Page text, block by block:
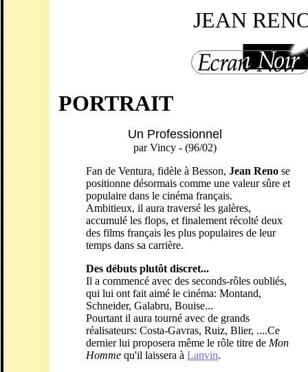
JEAN
PORTRAIT
Un Professionnel
par Vincy - (96/02)
Fan de Ventura, fidèle à Besson, Jean Reno se
positionne désormais comme une valeur sûre et
populaire dans le cinéma français.
Ambitieux, il aura traversé les galères,
accumulé les flops, et finalement récolté deux
des films français les plus populaires de leur
temps dans sa carrière.
Des débuts plutôt discret...
Il a commencé avec des seconds-rôles oubliés,
qui lui ont fait aimé le cinéma: Montand,
Schneider, Galabru, Bouise...
Pourtant il aura tourné avec de grands
réalisateurs: Costa-Gavras, Ruiz, Blier, ....Ce
dernier lui proposera même le rôle titre de Mon
Homme qu'il laissera à Lanvin.